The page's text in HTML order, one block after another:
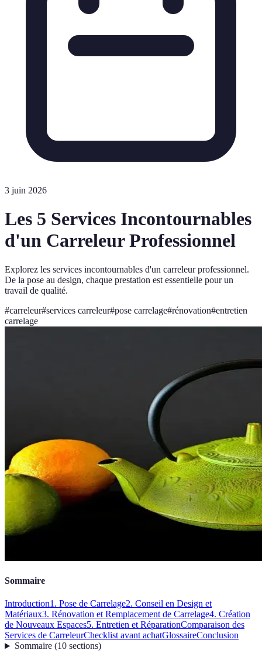
3 juin 2026
Les 5 Services Incontournables
d'un Carreleur Professionnel
Explorez les services incontournables d'un carreleur professionnel.
De la pose au design, chaque prestation est essentielle pour un
travail de qualité.
#carreleur#services carreleur#pose carrelage#rénovation#entretien
carrelage
Sommaire
Introduction1. Pose de Carrelage2. Conseil en Design et
Matériaux3. Rénovation et Remplacement de Carrelage4. Création
de Nouveaux Espaces5. Entretien et RéparationComparaison des
Services de CarreleurChecklist avant achatGlossaireConclusion
Sommaire(10 sections)